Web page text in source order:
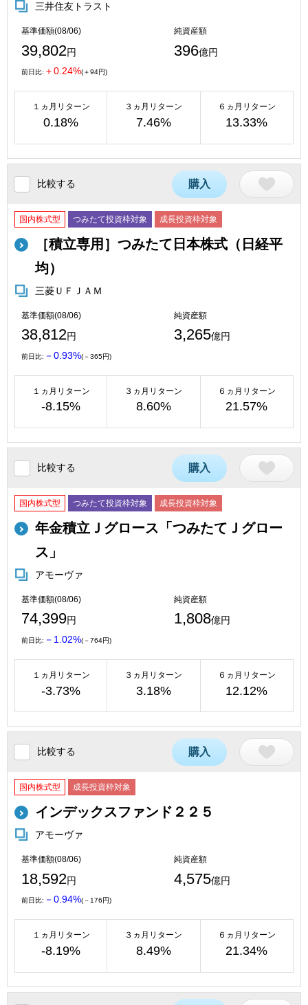
三井住友トラスト
基準価額(08/06)
39,802円
純資産額
396億円
前日比: ＋0.24%(＋94円)
１ヵ月リターン
0.18%
３ヵ月リターン
7.46%
６ヵ月リターン
13.33%
比較する 購入
国内株式型 つみたて投資枠対象 成長投資枠対象
［積立専用］つみたて日本株式（日経平
均）
三菱ＵＦＪＡＭ
基準価額(08/06)
38,812円
純資産額
3,265億円
前日比: －0.93%(－365円)
１ヵ月リターン
-8.15%
３ヵ月リターン
8.60%
６ヵ月リターン
21.57%
比較する 購入
国内株式型 つみたて投資枠対象 成長投資枠対象
年金積立Ｊグロース「つみたてＪグロー
ス」
アモーヴァ
基準価額(08/06)
74,399円
純資産額
1,808億円
前日比: －1.02%(－764円)
１ヵ月リターン
-3.73%
３ヵ月リターン
3.18%
６ヵ月リターン
12.12%
比較する 購入
国内株式型 成長投資枠対象
インデックスファンド２２５
アモーヴァ
基準価額(08/06)
18,592円
純資産額
4,575億円
前日比: －0.94%(－176円)
１ヵ月リターン
-8.19%
３ヵ月リターン
8.49%
６ヵ月リターン
21.34%